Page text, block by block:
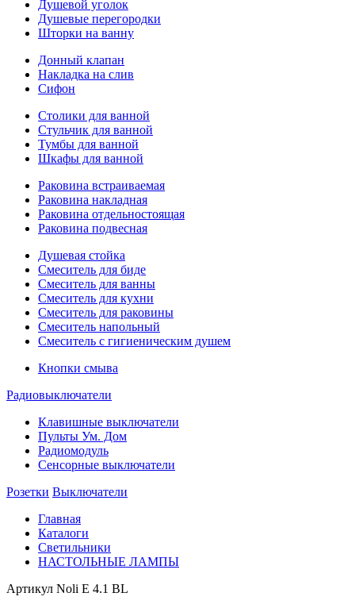
Душевой уголок
Душевые перегородки
Шторки на ванну
Донный клапан
Накладка на слив
Сифон
Столики для ванной
Стульчик для ванной
Тумбы для ванной
Шкафы для ванной
Раковина встраиваемая
Раковина накладная
Раковина отдельностоящая
Раковина подвесная
Душевая стойка
Смеситель для биде
Смеситель для ванны
Смеситель для кухни
Смеситель для раковины
Смеситель напольный
Смеситель с гигиеническим душем
Кнопки смыва
Радиовыключатели
Клавишные выключатели
Пульты Ум. Дом
Радиомодуль
Сенсорные выключатели
Розетки Выключатели
Главная
Каталоги
Светильники
НАСТОЛЬНЫЕ ЛАМПЫ
Артикул Noli E 4.1 BL